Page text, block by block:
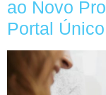
ao Novo
Portal Único